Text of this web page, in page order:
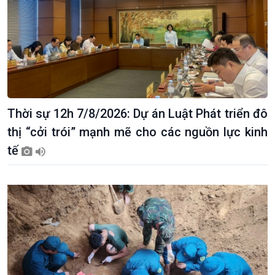
Xã hội
Khoa học & Công nghệ
Thời sự 12h 7/8/2026: Dự án Luật Phát triển đô
thị “cởi trói” mạnh mẽ cho các nguồn lực kinh
tế